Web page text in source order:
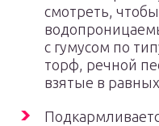
смотреть,
с гумусом по
торф, речной
взятые в